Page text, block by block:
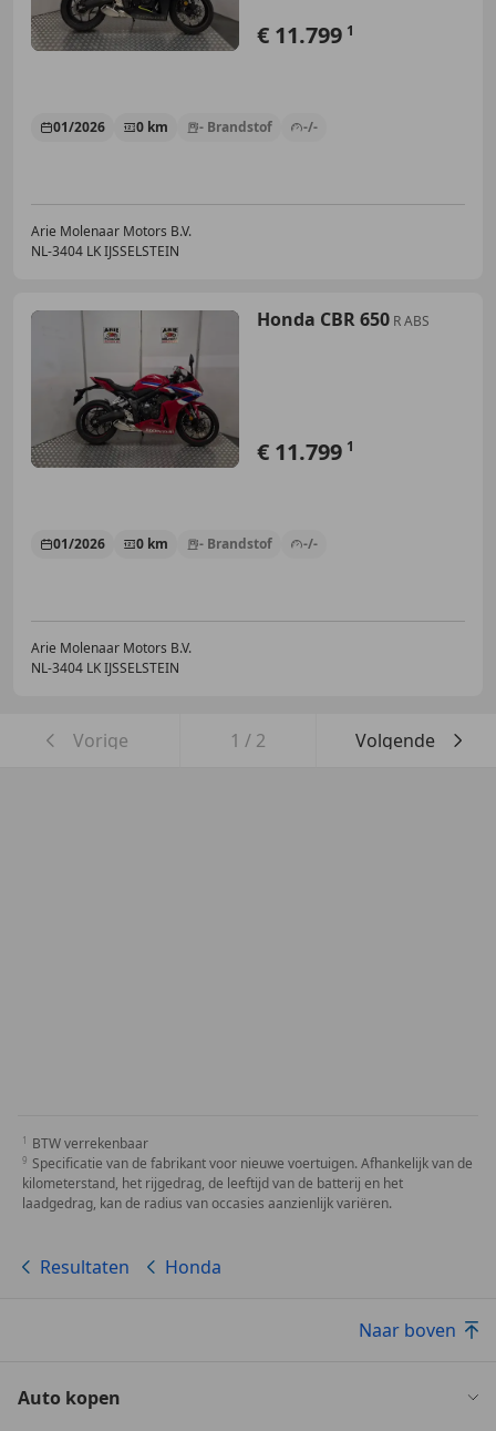
€ 11.799 1
01/2026 0 km - Brandstof -/-
Arie Molenaar Motors B.V.
NL-3404 LK IJSSELSTEIN
Honda CBR 650 R ABS
€ 11.799 1
01/2026 0 km - Brandstof -/-
Arie Molenaar Motors B.V.
NL-3404 LK IJSSELSTEIN
Vorige 1 / 2 Volgende
BTW verrekenbaar
Specificatie van de fabrikant voor nieuwe voertuigen. Afhankelijk van de
kilometerstand, het rijgedrag, de leeftijd van de batterij en het
laadgedrag, kan de radius van occasies aanzienlijk variëren.
Resultaten Honda
Naar boven
Auto kopen